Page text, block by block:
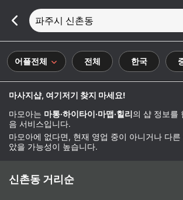
파주시 신촌동
어플전체 전체 한국
마사지샵, 여기저기 찾지 마세요!
마모아는 마통·하이타이·마맵·힐리 의 샵 정보를
음 서비스입니다.
마모아에 없다면, 현재 영업 중이 아니거나 다
았을 가능성이 높습니다.
신촌동 거리순